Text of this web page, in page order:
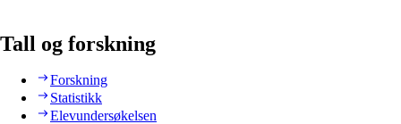
Tall og forskning
Forskning
Statistikk
Elevundersøkelsen